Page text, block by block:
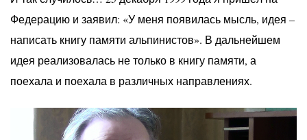
Федерацию и заявил: «У меня появилась мысль, идея –
написать книгу памяти альпинистов». В дальнейшем
идея реализовалась не только в книгу памяти, а
поехала и поехала в различных направлениях.